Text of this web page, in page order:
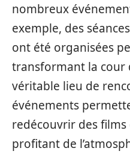
nombreux
exemple, des
ont été organisées
transformant la cour
véritable lieu de
événements
redécouvrir des
profitant de